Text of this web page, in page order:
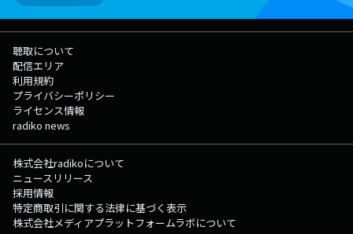
聴取について
配信エリア
利用規約
プライバシーポリシー
ライセンス情報
radiko news
株式会社radikoについて
ニュースリリース
採用情報
特定商取引に関する法律に基づく表示
株式会社メディアプラットフォームラボについて